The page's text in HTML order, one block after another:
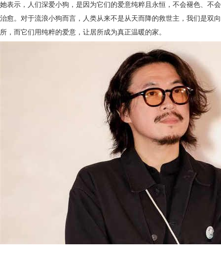
她表示，人们深爱小狗，是因为它们的爱意纯粹且永恒，不会褪色、不
治愈。 对于流浪小狗而言，人类从来不是从天而降的救世主，我们是双
所，而它们用纯粹的爱意，让居所成为真正温暖的家。